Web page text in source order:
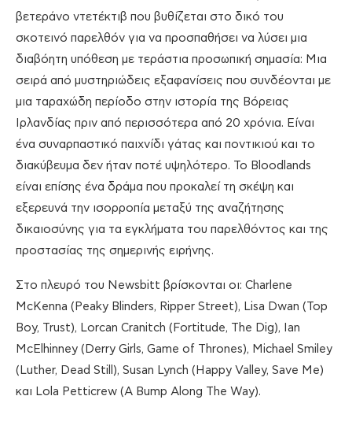
βετεράνο ντετέκτιβ που βυθίζεται στο δικό του
σκοτεινό παρελθόν για να προσπαθήσει να λύσει μια
διαβόητη υπόθεση με τεράστια προσωπική σημασία: Μια
σειρά από μυστηριώδεις εξαφανίσεις που συνδέονται με
μια ταραχώδη περίοδο στην ιστορία της Βόρειας
Ιρλανδίας πριν από περισσότερα από 20 χρόνια. Είναι
ένα συναρπαστικό παιχνίδι γάτας και ποντικιού και το
διακύβευμα δεν ήταν ποτέ υψηλότερο. Το Bloodlands
είναι επίσης ένα δράμα που προκαλεί τη σκέψη και
εξερευνά την ισορροπία μεταξύ της αναζήτησης
δικαιοσύνης για τα εγκλήματα του παρελθόντος και της
προστασίας της σημερινής ειρήνης.
Στο πλευρό του Newsbitt βρίσκονται οι: Charlene
McKenna (Peaky Blinders, Ripper Street), Lisa Dwan (Top
Boy, Trust), Lorcan Cranitch (Fortitude, The Dig), Ian
McElhinney (Derry Girls, Game of Thrones), Michael Smiley
(Luther, Dead Still), Susan Lynch (Happy Valley, Save Me)
και Lola Petticrew (A Bump Along The Way).